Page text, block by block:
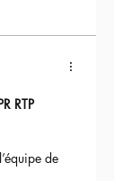
RTP
de